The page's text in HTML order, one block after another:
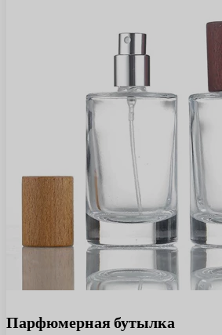
Парфюмерная бутылка